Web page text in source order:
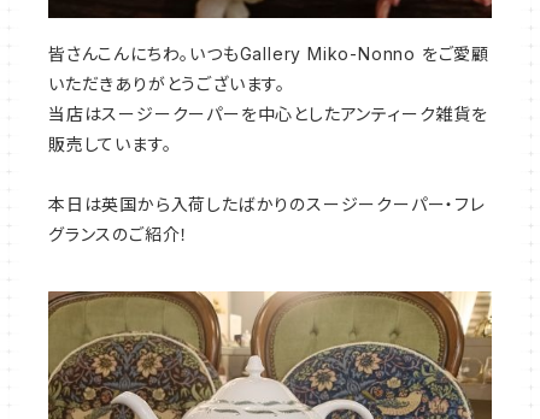
皆さんこんにちわ。いつもGallery Miko-Nonno をご愛顧
いただきありがとうございます。
当店はスージークーパーを中心としたアンティーク雑貨を
販売しています。
本日は英国から入荷したばかりのスージークーパー・フレ
グランスのご紹介！